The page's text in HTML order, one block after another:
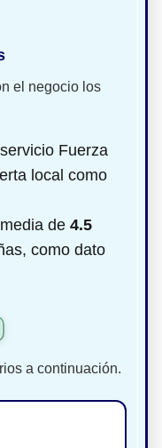
el negocio los
Fuerza
local como
de 4.5
como dato
a continuación.